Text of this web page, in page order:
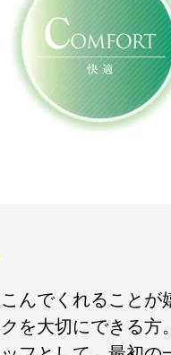
んでくれることが
を大切にできる方。